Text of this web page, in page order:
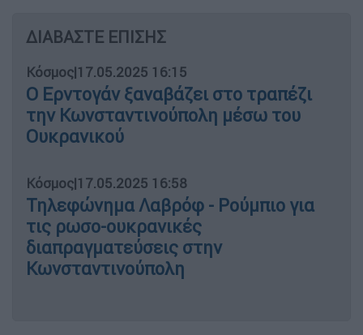
ΔΙΑΒΑΣΤΕ ΕΠΙΣΗΣ
Κόσμος|17.05.2025 16:15
Ο Ερντογάν ξαναβάζει στο τραπέζι
την Κωνσταντινούπολη μέσω του
Ουκρανικού
Κόσμος|17.05.2025 16:58
Τηλεφώνημα Λαβρόφ - Ρούμπιο για
τις ρωσο-ουκρανικές
διαπραγματεύσεις στην
Κωνσταντινούπολη